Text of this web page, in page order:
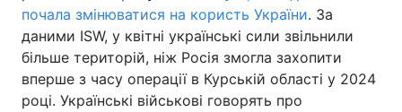
почала змінюватися на користь України. За
даними ISW, у квітні українські сили звільнили
більше територій, ніж Росія змогла захопити
вперше з часу операції в Курській області у 2024
році. Українські військові говорять про